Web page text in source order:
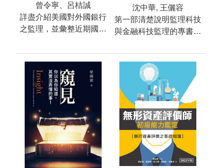
曾令寧、呂桔誠
詳盡介紹美國對外國銀行
之監理，並彙整近期國際
先進立法例，對比國內外
監管要求，協
沈中華, 王儷容
第一部清楚說明監理科技
與金融科技監理的專書放
趨勢了解主要國家金融科
技監理挑戰以